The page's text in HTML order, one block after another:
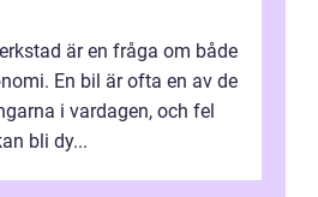
är en fråga om både
En bil är ofta en av de
i vardagen, och fel
bli dy...